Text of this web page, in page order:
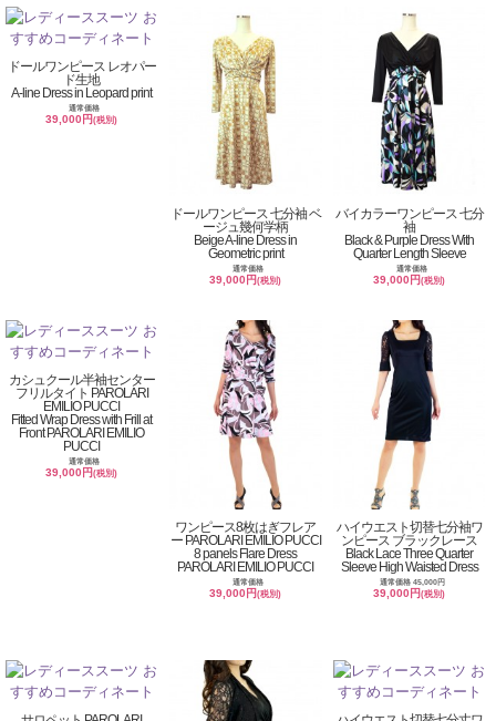
ドールワンピース レオパー
ド生地
A-line Dress in Leopard print
通常価格
39,000円(税別)
ドールワンピース 七分袖 ベ
ージュ幾何学柄
Beige A-line Dress in
Geometric print
通常価格
39,000円(税別)
バイカラーワンピース 七分
袖
Black & Purple Dress With
Quarter Length Sleeve
通常価格
39,000円(税別)
カシュクール半袖センター
フリルタイト PAROLARI
EMILIO PUCCI
Fitted Wrap Dress with Frill at
Front PAROLARI EMILIO
PUCCI
通常価格
39,000円(税別)
ワンピース8枚はぎフレア
ー PAROLARI EMILIO PUCCI
8 panels Flare Dress
PAROLARI EMILIO PUCCI
通常価格
39,000円(税別)
ハイウエスト切替七分袖ワ
ンピース ブラックレース
Black Lace Three Quarter
Sleeve High Waisted Dress
通常価格 45,000円
39,000円(税別)